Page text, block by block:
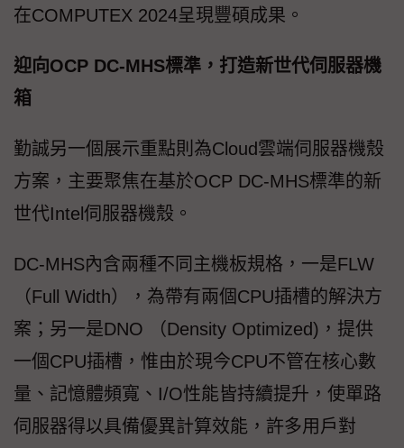
在COMPUTEX 2024呈現豐碩成果。
迎向OCP DC-MHS標準，打造新世代伺服器機
箱
勤誠另一個展示重點則為Cloud雲端伺服器機殼
方案，主要聚焦在基於OCP DC-MHS標準的新
世代Intel伺服器機殼。
DC-MHS內含兩種不同主機板規格，一是FLW
（Full Width），為帶有兩個CPU插槽的解決方
案；另一是DNO （Density Optimized)，提供
一個CPU插槽，惟由於現今CPU不管在核心數
量、記憶體頻寬、I/O性能皆持續提升，使單路
伺服器得以具備優異計算效能，許多用戶對